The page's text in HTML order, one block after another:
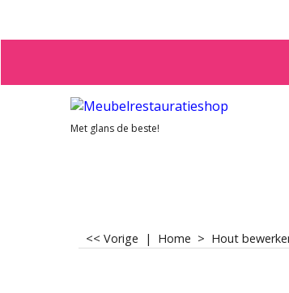
Met glans de beste!
<< Vorige | Home > Hout